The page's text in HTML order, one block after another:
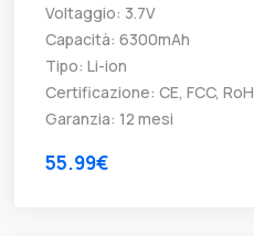
Voltaggio: 3.7V
Capacità: 6300mAh
Tipo: Li-ion
Certificazione: CE, FCC,
Garanzia: 12 mesi
55.99€